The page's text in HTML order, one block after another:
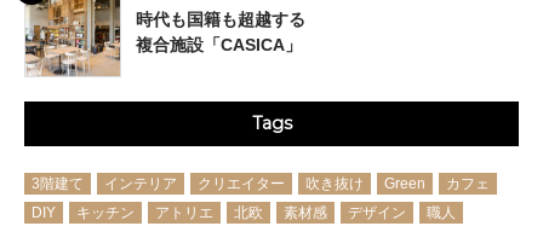
時代も国籍も超越する
複合施設「CASICA」
Tags
3階建て インテリア クリエイター 吹き抜け Green
カフェ
DIY
キッチン アトリエ 北欧 素材感 デザイン
職人